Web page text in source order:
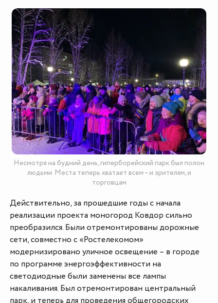
Несмотря на будний день, гиперборейский парк был полон
людьми. Места теперь хватает всем – и зрителям, и
торговцам
Действительно, за прошедшие годы с начала
реализации проекта моногород Ковдор сильно
преобразился. Были отремонтированы дорожные
сети, совместно с «Ростелекомом»
модернизировано уличное освещение – в городе
по программе энергоэффективности на
светодиодные были заменены все лампы
накаливания. Был отремонтирован центральный
парк, и теперь для проведения общегородских